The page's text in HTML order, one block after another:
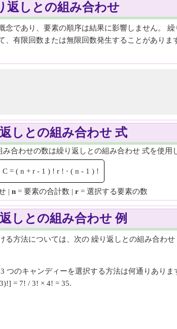
返しとの組み合わせ
であり、要素の順序は結果に影響しません。
有限回数または無限回数発生することがあり
しとの組み合わせ 式
合わせの数は繰り返しとの組み合わせ 式を使用
C = ( n + r - 1 ) ! r ! ⋅ ( n - 1 ) !
| n= 要素の合計数 | r= 選択する要素の数
しとの組み合わせ 例
方法については、次の 繰り返しとの組み合わせ
つのキャンディーを選択する方法は何通りありま
= 7! / 3! × 4! = 35.